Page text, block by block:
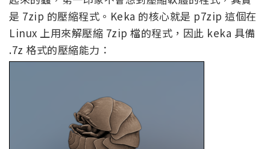
是 7zip 的壓縮程式。Keka 的核心就是 p7zip 這個在
Linux 上用來解壓縮 7zip 檔的程式，因此 keka 具備
.7z 格式的壓縮能力：